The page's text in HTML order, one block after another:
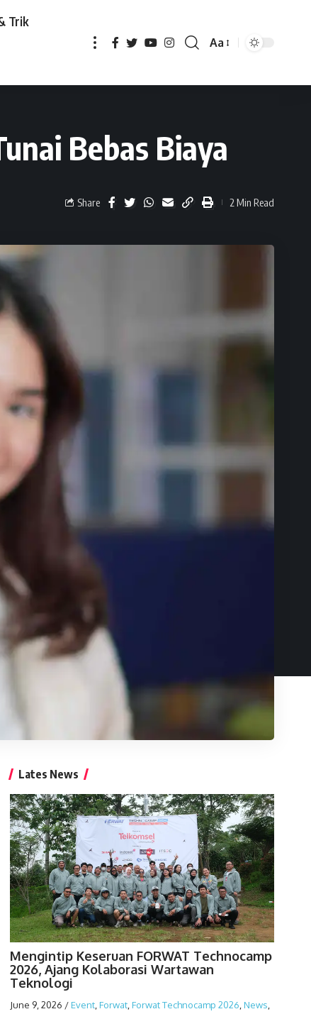
Trik
Aa
Bebas Biaya
Share 2 Min Read
Lates News
Mengintip Keseruan FORWAT Technocamp
2026, Ajang Kolaborasi Wartawan
Teknologi
June 9, 2026 /Event,Forwat,Forwat Technocamp 2026,News,